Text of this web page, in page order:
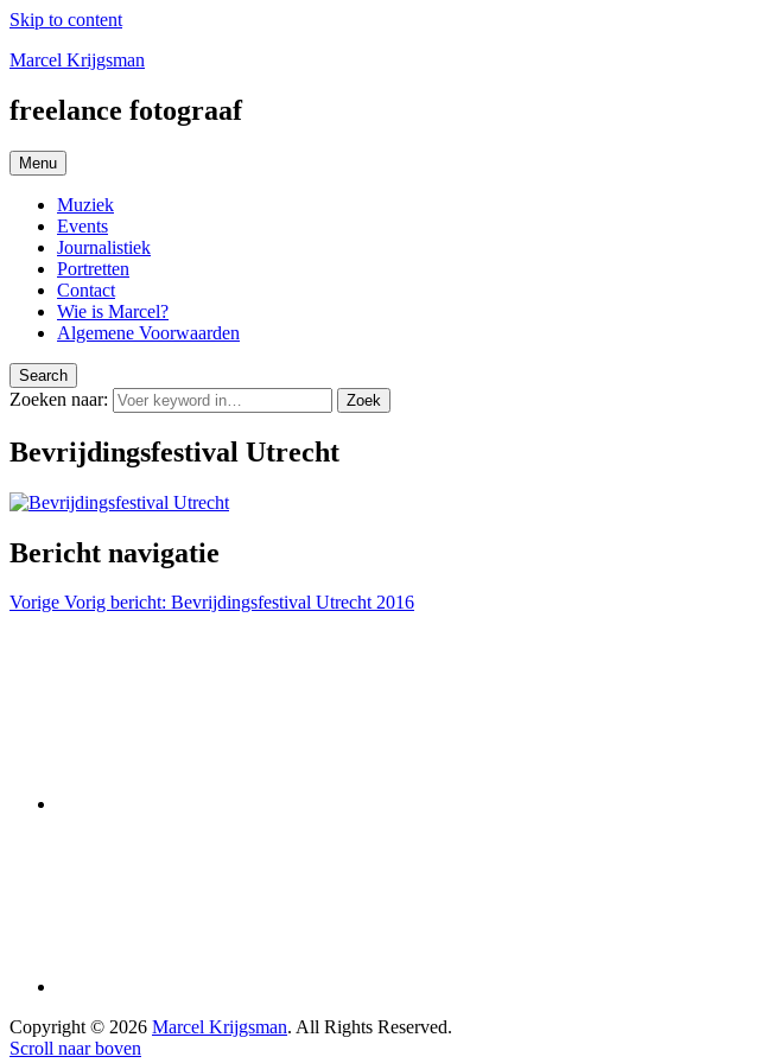
Skip to content
Marcel Krijgsman
freelance fotograaf
Menu
Muziek
Events
Journalistiek
Portretten
Contact
Wie is Marcel?
Algemene Voorwaarden
Search
Zoeken naar: Zoek
Bevrijdingsfestival Utrecht
Bericht navigatie
Vorige Vorig bericht: Bevrijdingsfestival Utrecht 2016
Copyright © 2026 Marcel Krijgsman. All Rights Reserved.
Scroll naar boven